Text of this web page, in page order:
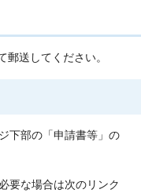
送してください。
下部の「申請書等」の
要な場合は次のリンク